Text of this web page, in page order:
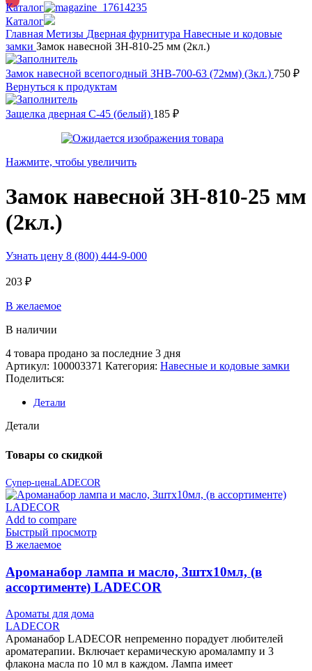
Каталог
Каталог
Главная Метизы Дверная фурнитура Навесные и кодовые
замки Замок навесной ЗН-810-25 мм (2кл.)
Замок навесной всепогодный ЗНВ-700-63 (72мм) (3кл.) 750 ₽
Вернуться к продуктам
Защелка дверная С-45 (белый) 185 ₽
Нажмите, чтобы увеличить
Замок навесной ЗН-810-25 мм
(2кл.)
Узнать цену 8 (800) 444-9-000
203 ₽
В желаемое
В наличии
4 товара продано за последние 3 дня
Артикул: 100003371 Категория: Навесные и кодовые замки
Поделиться:
Детали
Детали
Товары со скидкой
Супер-ценаLADECOR
Add to compare
Быстрый просмотр
В желаемое
Ароманабор лампа и масло, 3штx10мл, (в
ассортименте) LADECOR
Ароматы для дома
LADECOR
Ароманабор LADECOR непременно порадует любителей
ароматерапии. Включает керамическую аромалампу и 3
флакона масла по 10 мл в каждом. Лампа имеет